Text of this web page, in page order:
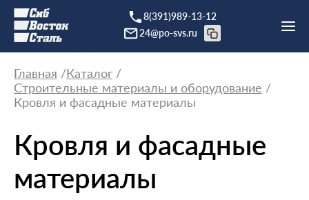
8(391)989-13-12
24@po-svs.ru
Главная
Каталог
Строительные материалы и оборудование
Кровля и фасадные материалы
Кровля и фасадные
материалы